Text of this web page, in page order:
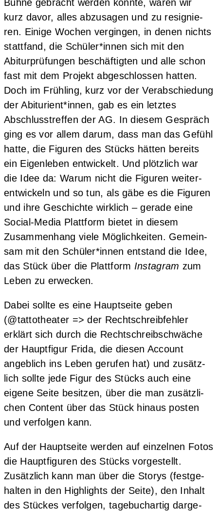
Büh­ne gebracht wer­den könn­te, waren wir
kurz davor, alles abzu­sa­gen und zu resi­gnie­
ren. Eini­ge Wochen ver­gin­gen, in denen nichts
statt­fand, die Schüler*innen sich mit den
Abitur­prü­fun­gen beschäf­tig­ten und alle schon
fast mit dem Pro­jekt abge­schlos­sen hat­ten.
Doch im Früh­ling, kurz vor der Ver­ab­schie­dung
der Abiturient*innen, gab es ein letz­tes
Abschluss­tref­fen der AG. In die­sem Gespräch
ging es vor allem dar­um, dass man das Gefühl
hat­te, die Figu­ren des Stücks hät­ten bereits
ein Eigen­le­ben ent­wi­ckelt. Und plötz­lich war
die Idee da: War­um nicht die Figu­ren wei­ter­
ent­wi­ckeln und so tun, als gäbe es die Figu­ren
und ihre Geschich­te wirk­lich – gera­de eine
Social-Media Platt­form bie­tet in die­sem
Zusam­men­hang vie­le Mög­lich­kei­ten. Gemein­
sam mit den Schüler*innen ent­stand die Idee,
das Stück über die Platt­form Insta­gram zum
Leben zu erwecken.
Dabei soll­te es eine Haupt­sei­te geben
(@tattotheater => der Recht­schreib­feh­ler
erklärt sich durch die Recht­schreib­schwä­che
der Haupt­fi­gur Fri­da, die die­sen Account
angeb­lich ins Leben geru­fen hat) und zusätz­
lich soll­te jede Figur des Stücks auch eine
eige­ne Sei­te besit­zen, über die man zusätz­li­
chen Con­tent über das Stück hin­aus pos­ten
und ver­fol­gen kann.
Auf der Haupt­sei­te wer­den auf ein­zel­nen Fotos
die Haupt­fi­gu­ren des Stücks vor­ge­stellt.
Zusätz­lich kann man über die Sto­rys (fest­ge­
hal­ten in den High­lights der Sei­te), den Inhalt
des Stü­ckes ver­fol­gen, tage­buch­ar­tig dar­ge­